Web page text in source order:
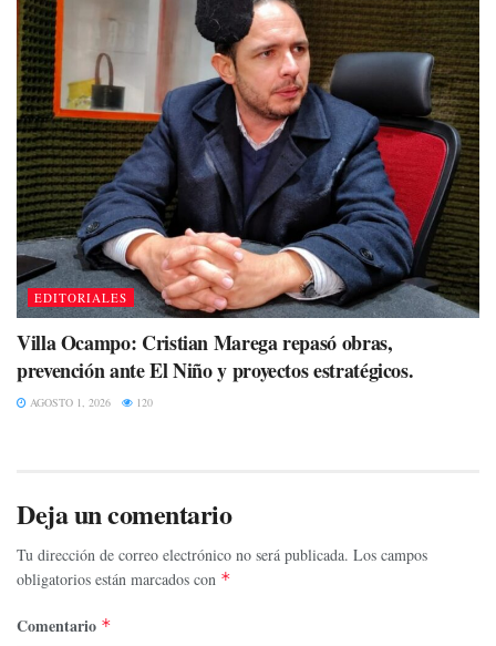
EDITORIALES
Villa Ocampo: Cristian Marega repasó obras,
prevención ante El Niño y proyectos estratégicos.
AGOSTO 1, 2026 120
Deja un comentario
Tu dirección de correo electrónico no será publicada. Los campos
obligatorios están marcados con *
Comentario *